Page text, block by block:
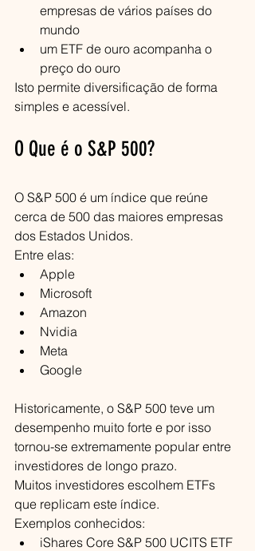
empresas de vários países do
mundo
um ETF de ouro acompanha o
preço do ouro
Isto permite diversificação de forma
simples e acessível.
O Que é o S&P 500?
O S&P 500 é um índice que reúne
cerca de 500 das maiores empresas
dos Estados Unidos.
Entre elas:
Apple
Microsoft
Amazon
Nvidia
Meta
Google
Historicamente, o S&P 500 teve um
desempenho muito forte e por isso
tornou-se extremamente popular entre
investidores de longo prazo.
Muitos investidores escolhem ETFs
que replicam este índice.
Exemplos conhecidos:
iShares Core S&P 500 UCITS ETF